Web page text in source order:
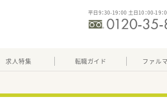
平日9：30-19：00 土日10：00-19：
求人特集 転職ガイド ファル